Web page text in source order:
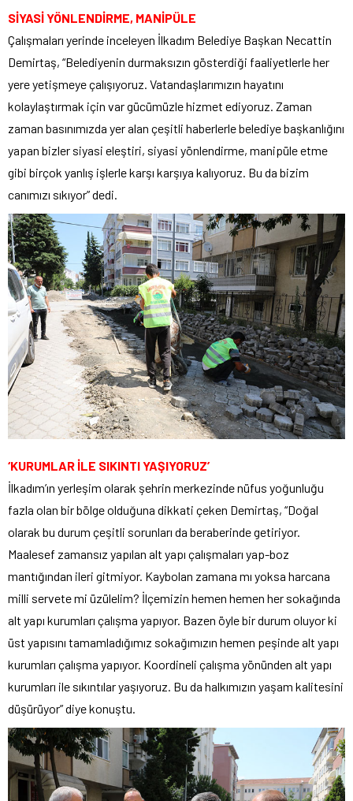
SİYASİ YÖNLENDİRME, MANİPÜLE
Çalışmaları yerinde inceleyen İlkadım Belediye Başkan Necattin
Demirtaş, “Belediyenin durmaksızın gösterdiği faaliyetlerle her
yere yetişmeye çalışıyoruz. Vatandaşlarımızın hayatını
kolaylaştırmak için var gücümüzle hizmet ediyoruz. Zaman
zaman basınımızda yer alan çeşitli haberlerle belediye başkanlığını
yapan bizler siyasi eleştiri, siyasi yönlendirme, manipüle etme
gibi birçok yanlış işlerle karşı karşıya kalıyoruz. Bu da bizim
canımızı sıkıyor” dedi.
‘KURUMLAR İLE SIKINTI YAŞIYORUZ’
İlkadım’ın yerleşim olarak şehrin merkezinde nüfus yoğunluğu
fazla olan bir bölge olduğuna dikkati çeken Demirtaş, “Doğal
olarak bu durum çeşitli sorunları da beraberinde getiriyor.
Maalesef zamansız yapılan alt yapı çalışmaları yap-boz
mantığından ileri gitmiyor. Kaybolan zamana mı yoksa harcana
milli servete mi üzülelim? İlçemizin hemen hemen her sokağında
alt yapı kurumları çalışma yapıyor. Bazen öyle bir durum oluyor ki
üst yapısını tamamladığımız sokağımızın hemen peşinde alt yapı
kurumları çalışma yapıyor. Koordineli çalışma yönünden alt yapı
kurumları ile sıkıntılar yaşıyoruz. Bu da halkımızın yaşam kalitesini
düşürüyor” diye konuştu.